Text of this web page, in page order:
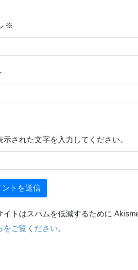
※
示された文字を入力してください。
イトはスパムを低減するために
をご覧ください。